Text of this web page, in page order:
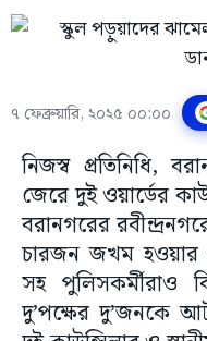
৭ ফেব্রুয়ারি, ২০২৫ ০০:০০
নিজস্ব প্রতিনিধি,
জেরে দুই ওয়ার্ডের
বরানগরের
চারজন জখম হওয়ার
সহ পুলিসকর্মীরাও
দু’পক্ষের দু’জনকে